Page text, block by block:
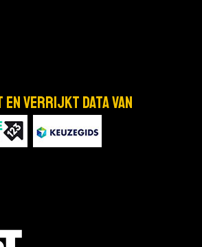
en verrijkt data van